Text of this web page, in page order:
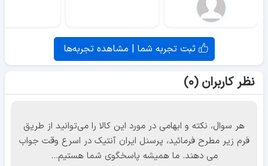
ثبت تجربه شما | مشاهده تجربه‌ها
نظر کاربران (۰)
هر سوال، نکته و ابهامی در مورد این کالا را می‌توانید از طریق
فرم زیر مطرح فرمائید، پرسنل ایران آنتیک در اسرع وقت جواب
می دهند. ما همیشه پاسخگوی شما هستیم...